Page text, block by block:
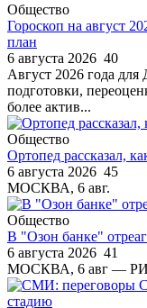
Общество
Гороскоп на август
план
6 августа 2026 40
Август 2026 года для
подготовки,
более актив...
Общество
Ортопед рассказал,
6 августа 2026 45
МОСКВА, 6 авг.
Общество
В "Озон банке"
6 августа 2026 41
МОСКВА, 6 авг —